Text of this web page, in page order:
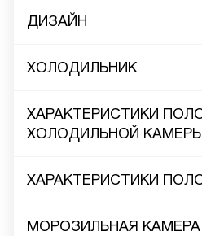
ДИЗАЙН
ХОЛОДИЛЬНИК
ХАРАКТЕРИСТИКИ
ХОЛОДИЛЬНОЙ КАМЕРЫ
ХАРАКТЕРИСТИКИ
МОРОЗИЛЬНАЯ КАМЕРА